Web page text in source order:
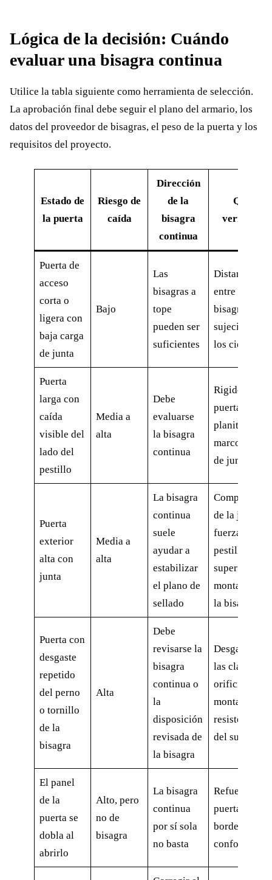
Lógica de la decisión: Cuándo
evaluar una bisagra continua
Utilice la tabla siguiente como herramienta de selección.
La aprobación final debe seguir el plano del armario, los
datos del proveedor de bisagras, el peso de la puerta y los
requisitos del proyecto.
Estado de
la puerta
Riesgo de
caída
Dirección
de la
bisagra
continua
Qué
verificar
Puerta de
acceso
corta o
ligera con
baja carga
de junta
Bajo
Las
bisagras a
tope
pueden ser
suficientes
Distancia
entre
bisagras y
sujeción de
los cierres
Puerta
larga con
caída
visible del
lado del
pestillo
Media a
alta
Debe
evaluarse
la bisagra
continua
Rigidez de la
puerta,
planitud del
marco, línea
de junta
Puerta
exterior
alta con
junta
Media a
alta
La bisagra
continua
suele
ayudar a
estabilizar
el plano de
sellado
Compresión
de la junta,
fuerza del
pestillo,
superficie de
montaje de
la bisagra
Puerta con
desgaste
repetido
del perno
o tornillo
de la
bisagra
Alta
Debe
revisarse la
bisagra
continua o
la
disposición
revisada de
la bisagra
Desgaste de
las clavijas,
orificios de
montaje,
resistencia
del sustrato
El panel
de la
puerta se
dobla al
abrirlo
Alto, pero
no de
bisagra
La bisagra
continua
por sí sola
no basta
Refuerzo de
puerta y
bordes
conformados